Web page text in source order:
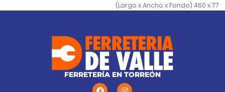
(Largo x Ancho x Fondo) 460 x 77
FERRETERÍA EN TORREÓN